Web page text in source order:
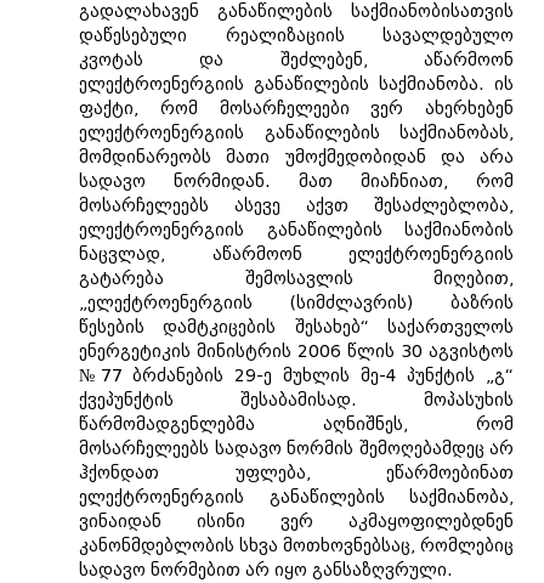
გადალახავენ განაწილების საქმიანობისათვის
დაწესებული რეალიზაციის სავალდებულო
კვოტას და შეძლებენ, აწარმოონ
ელექტროენერგიის განაწილების საქმიანობა. ის
ფაქტი, რომ მოსარჩელეები ვერ ახერხებენ
ელექტროენერგიის განაწილების საქმიანობას,
მომდინარეობს მათი უმოქმედობიდან და არა
სადავო ნორმიდან. მათ მიაჩნიათ, რომ
მოსარჩელეებს ასევე აქვთ შესაძლებლობა,
ელექტროენერგიის განაწილების საქმიანობის
ნაცვლად, აწარმოონ ელექტროენერგიის
გატარება შემოსავლის მიღებით,
„ელექტროენერგიის (სიმძლავრის) ბაზრის
წესების დამტკიცების შესახებ“ საქართველოს
ენერგეტიკის მინისტრის 2006 წლის 30 აგვისტოს
№77 ბრძანების 29-ე მუხლის მე-4 პუნქტის „გ“
ქვეპუნქტის შესაბამისად. მოპასუხის
წარმომადგენლებმა აღნიშნეს, რომ
მოსარჩელეებს სადავო ნორმის შემოღებამდეც არ
ჰქონდათ უფლება, ეწარმოებინათ
ელექტროენერგიის განაწილების საქმიანობა,
ვინაიდან ისინი ვერ აკმაყოფილებდნენ
კანონმდებლობის სხვა მოთხოვნებსაც, რომლებიც
სადავო ნორმებით არ იყო განსაზღვრული.